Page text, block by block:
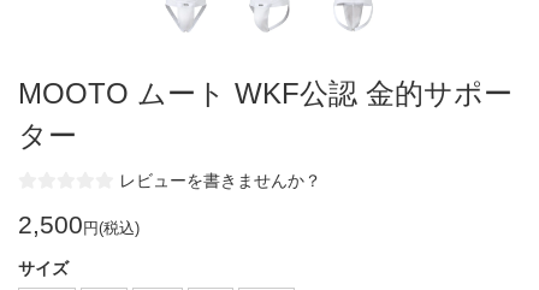
MOOTO ムート WKF公認 金的サポー
ター
レビューを書きませんか？
2,500 円(税込)
サイズ